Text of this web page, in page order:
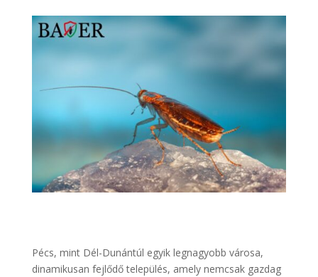
Pécs, mint Dél-Dunántúl egyik legnagyobb városa,
dinamikusan fejlődő település, amely nemcsak gazdag